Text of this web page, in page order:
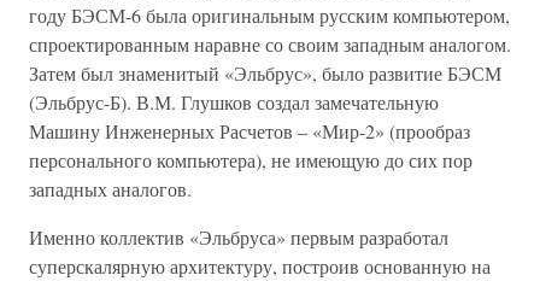
году БЭСМ-6 была оригинальным русским компьютером,
спроектированным наравне со своим западным аналогом.
Затем был знаменитый «Эльбрус», было развитие БЭСМ
(Эльбрус-Б). В.М. Глушков создал замечательную
Машину Инженерных Расчетов – «Мир-2» (прообраз
персонального компьютера), не имеющую до сих пор
западных аналогов.
Именно коллектив «Эльбруса» первым разработал
суперскалярную архитектуру, построив основанную на